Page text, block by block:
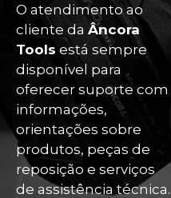
O atendimento ao
cliente da Âncora
Tools está sempre
disponível para
oferecer suporte com
informações,
orientações sobre
produtos, peças de
reposição e serviços
de assistência técnica.